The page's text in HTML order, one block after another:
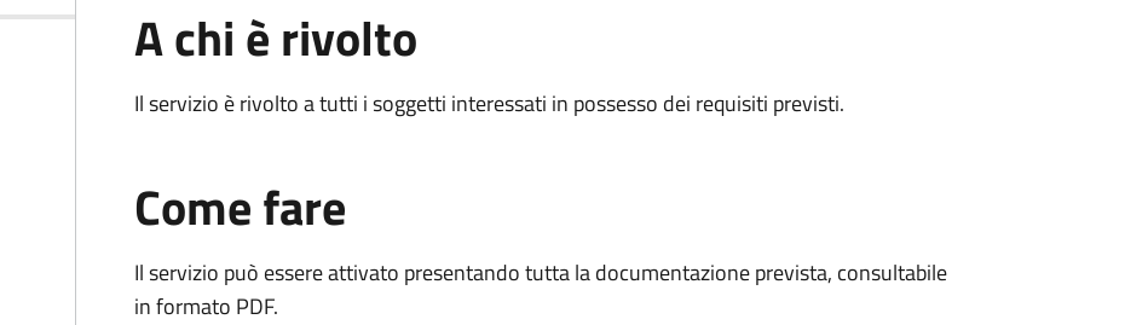
A chi è rivolto
Il servizio è rivolto a tutti i soggetti interessati in possesso dei requisiti previsti.
Come fare
Il servizio può essere attivato presentando tutta la documentazione prevista, consultabile
in formato PDF.